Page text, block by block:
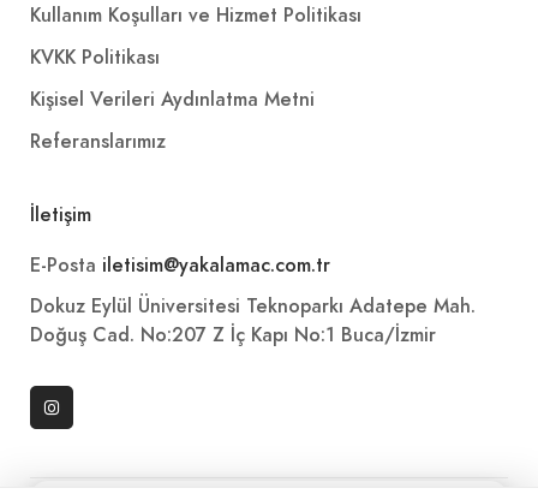
Kullanım Koşulları ve Hizmet Politikası
KVKK Politikası
Kişisel Verileri Aydınlatma Metni
Referanslarımız
İletişim
E-Posta iletisim@yakalamac.com.tr
Dokuz Eylül Üniversitesi Teknoparkı Adatepe Mah.
Doğuş Cad. No:207 Z İç Kapı No:1 Buca/İzmir